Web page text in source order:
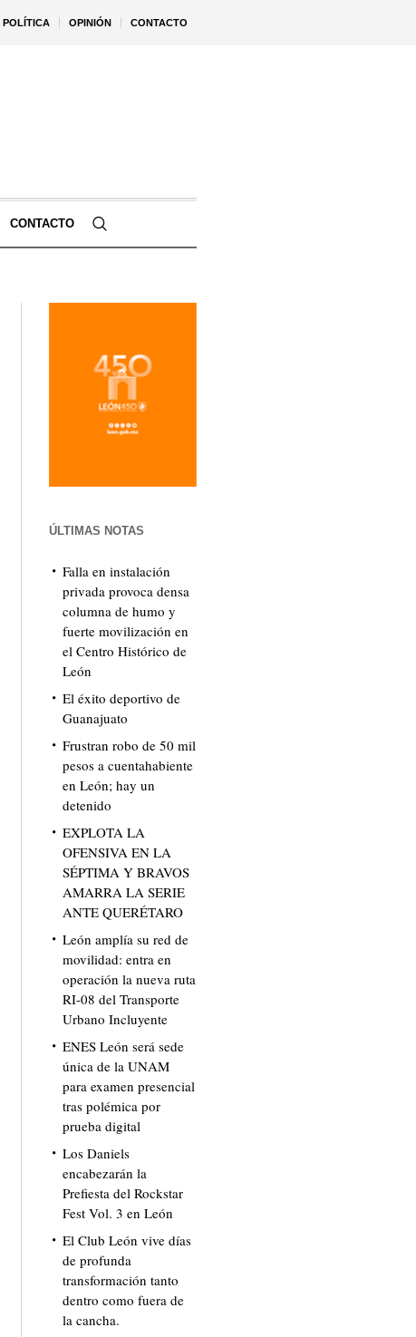
POLÍTICA OPINIÓN CONTACTO
CONTACTO
ÚLTIMAS NOTAS
Falla en instalación
privada provoca densa
columna de humo y
fuerte movilización en
el Centro Histórico de
León
El éxito deportivo de
Guanajuato
Frustran robo de 50 mil
pesos a cuentahabiente
en León; hay un
detenido
EXPLOTA LA
OFENSIVA EN LA
SÉPTIMA Y BRAVOS
AMARRA LA SERIE
ANTE QUERÉTARO
León amplía su red de
movilidad: entra en
operación la nueva ruta
RI-08 del Transporte
Urbano Incluyente
ENES León será sede
única de la UNAM
para examen presencial
tras polémica por
prueba digital
Los Daniels
encabezarán la
Prefiesta del Rockstar
Fest Vol. 3 en León
El Club León vive días
de profunda
transformación tanto
dentro como fuera de
la cancha.